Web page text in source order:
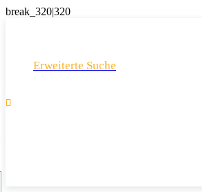
Erweiterte Suche